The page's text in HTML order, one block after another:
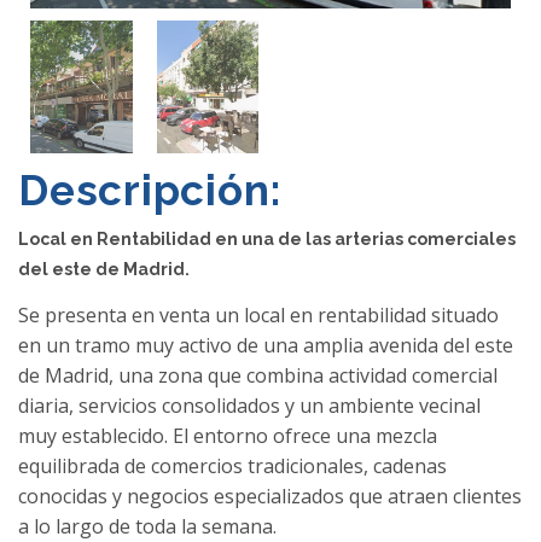
Descripción:
Local en Rentabilidad en una de las arterias comerciales
del este de Madrid.
Se presenta en venta un local en rentabilidad situado
en un tramo muy activo de una amplia avenida del este
de Madrid, una zona que combina actividad comercial
diaria, servicios consolidados y un ambiente vecinal
muy establecido. El entorno ofrece una mezcla
equilibrada de comercios tradicionales, cadenas
conocidas y negocios especializados que atraen clientes
a lo largo de toda la semana.